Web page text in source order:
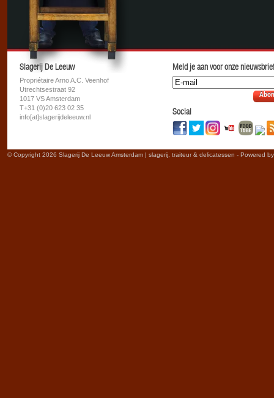
Slagerij De Leeuw
Propriétaire Arno A.C. Veenhof
Utrechtsestraat 92
1017 VS Amsterdam
T+31 (0)20 623 02 35
info[at]slagerijdeleeuw.nl
Meld je aan voor onze
Social
© Copyright 2026 Slagerij De Leeuw Amsterdam | slagerij, traiteur & delicatessen - Powered